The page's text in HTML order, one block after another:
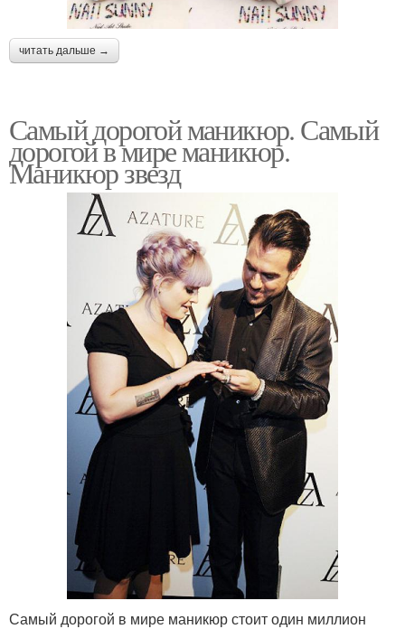
читать дальше →
Самый дорогой маникюр. Самый
дорогой в мире маникюр.
Маникюр звезд
Самый дорогой в мире маникюр стоит один миллион